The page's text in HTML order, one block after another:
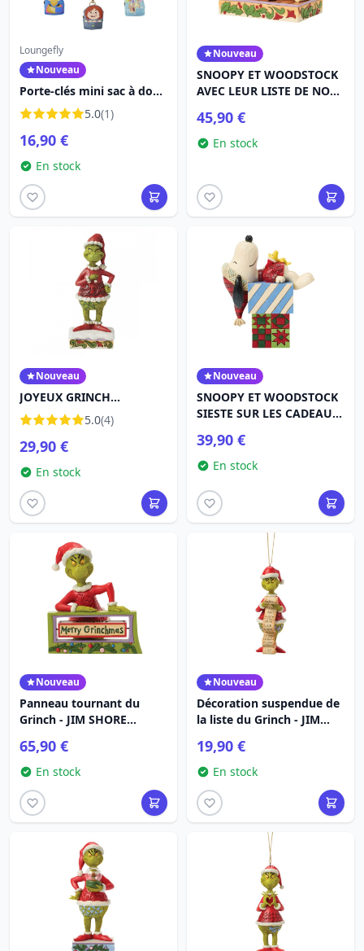
Loungefly
Nouveau
Porte-clés mini sac à dos
mystère Là-haut - Disney-
Pixar Loungefly
5.0(1)
16,90 €
En stock
Nouveau
SNOOPY ET WOODSTOCK
AVEC LEUR LISTE DE NOËL
45,90 €
En stock
Nouveau
JOYEUX GRINCH
PERSONALITY POSE - JIM
SHORE GRINCH
5.0(4)
29,90 €
En stock
Nouveau
SNOOPY ET WOODSTOCK
SIESTE SUR LES CADEAUX
39,90 €
En stock
Nouveau
Panneau tournant du
Grinch - JIM SHORE
65,90 €
En stock
Nouveau
Décoration suspendue de
la liste du Grinch - JIM
19,90 €
En stock